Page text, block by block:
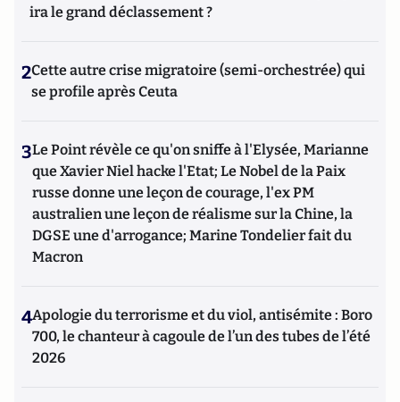
ira le grand déclassement ?
2Cette autre crise migratoire (semi-orchestrée) qui
se profile après Ceuta
3Le Point révèle ce qu'on sniffe à l'Elysée, Marianne
que Xavier Niel hacke l'Etat; Le Nobel de la Paix
russe donne une leçon de courage, l'ex PM
australien une leçon de réalisme sur la Chine, la
DGSE une d'arrogance; Marine Tondelier fait du
Macron
4Apologie du terrorisme et du viol, antisémite : Boro
700, le chanteur à cagoule de l’un des tubes de l’été
2026